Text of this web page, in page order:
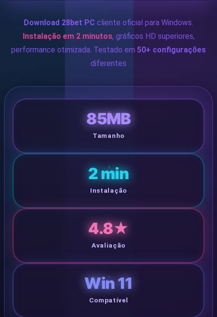
VIP
🏆 PLATAFORMA
Plataforma
Bet
APP
📱 DOWNLOAD
Download 28bet PC cliente oficial para Windows.
Instalação em 2 minutos, gráficos HD superiores,
performance otimizada. Testado em 50+ configurações
diferentes
85MB
Tamanho
2 min
Instalação
4.8★
Avaliação
Win 11
Compatível